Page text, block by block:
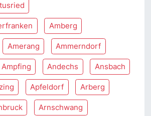
Amberg
Amerang Ammerndorf
Ampfing Andechs Ansbach
Apfeldorf Arberg
Arnschwang